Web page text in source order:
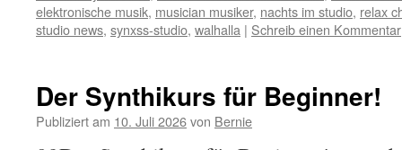
elektronische musik, musician musiker, nachts im studio, relax
studio news, synxss-studio, walhalla | Schreib einen Kommentar
Der Synthikurs für Beginner!
Publiziert am 10. Juli 2026von Bernie